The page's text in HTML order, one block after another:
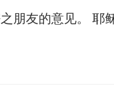
朋友的意见。 耶